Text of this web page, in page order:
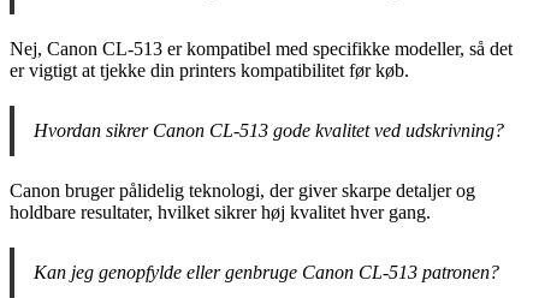
Nej, Canon CL-513 er kompatibel med specifikke modeller, så det
er vigtigt at tjekke din printers kompatibilitet før køb.
Hvordan sikrer Canon CL-513 gode kvalitet ved udskrivning?
Canon bruger pålidelig teknologi, der giver skarpe detaljer og
holdbare resultater, hvilket sikrer høj kvalitet hver gang.
Kan jeg genopfylde eller genbruge Canon CL-513 patronen?